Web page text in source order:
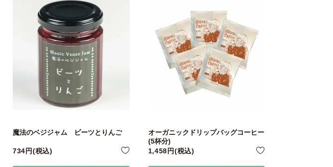
魔法のベジジャム ビーツとりんご
734 税込
オーガニックドリップバッグコーヒー
(5杯分)
1,458
税込